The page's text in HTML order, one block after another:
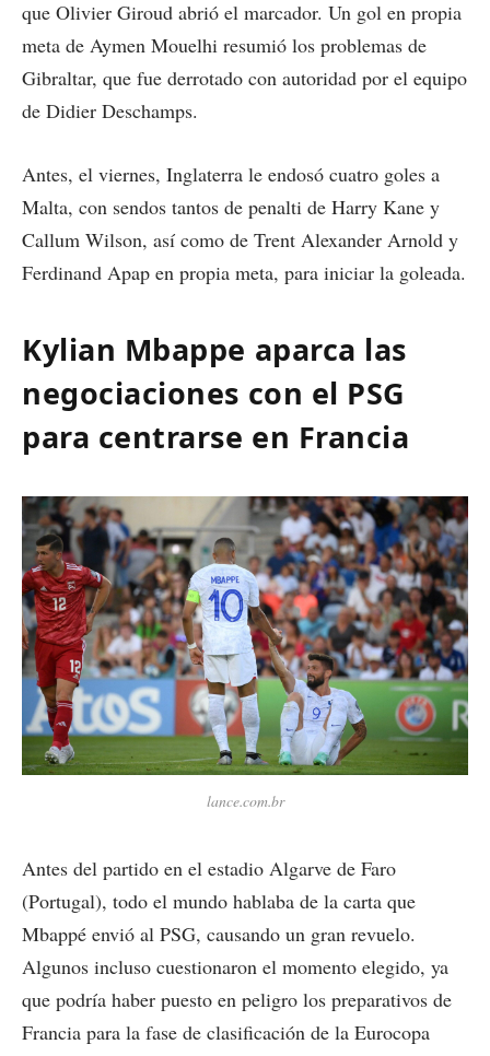
que Olivier Giroud abrió el marcador. Un gol en propia
meta de Aymen Mouelhi resumió los problemas de
Gibraltar, que fue derrotado con autoridad por el equipo
de Didier Deschamps.
Antes, el viernes, Inglaterra le endosó cuatro goles a
Malta, con sendos tantos de penalti de Harry Kane y
Callum Wilson, así como de Trent Alexander Arnold y
Ferdinand Apap en propia meta, para iniciar la goleada.
Kylian Mbappe aparca las
negociaciones con el PSG
para centrarse en Francia
lance.com.br
Antes del partido en el estadio Algarve de Faro
(Portugal), todo el mundo hablaba de la carta que
Mbappé envió al PSG, causando un gran revuelo.
Algunos incluso cuestionaron el momento elegido, ya
que podría haber puesto en peligro los preparativos de
Francia para la fase de clasificación de la Eurocopa